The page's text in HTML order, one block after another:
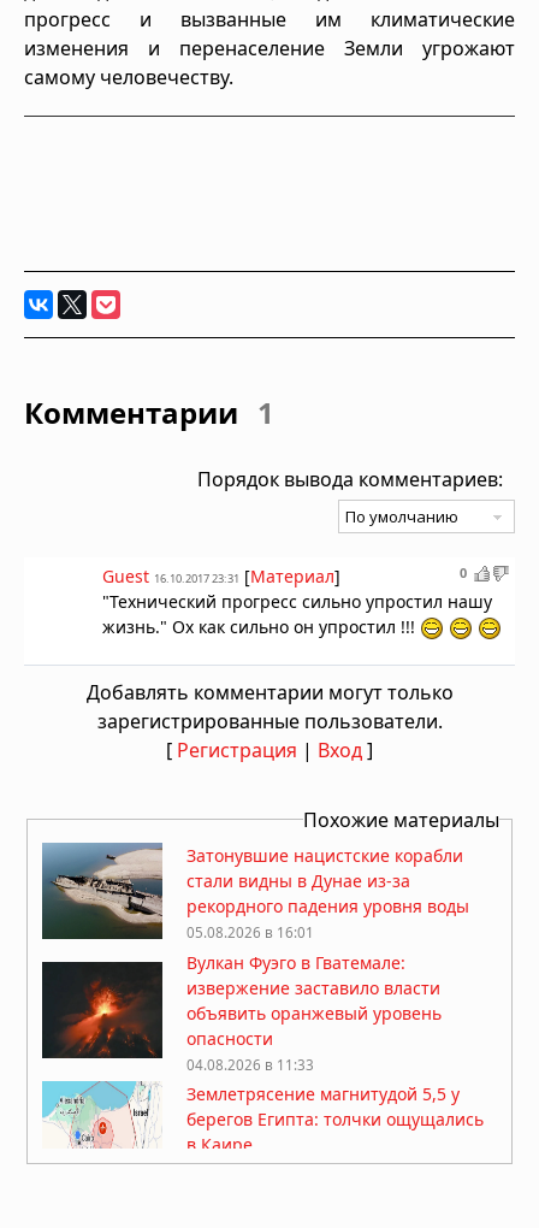
прогресс и вызванные им климатические
изменения и перенаселение Земли угрожают
самому человечеству.
Комментарии 1
Порядок вывода комментариев:
0
Guest 16.10.2017 23:31 [Материал]
"Технический прогресс сильно упростил нашу
жизнь." Ох как сильно он упростил !!!
Добавлять комментарии могут только
зарегистрированные пользователи.
[ Регистрация | Вход]
Похожие материалы
Затонувшие нацистские корабли
стали видны в Дунае из-за
рекордного падения уровня воды
05.08.2026 в 16:01
Вулкан Фуэго в Гватемале:
извержение заставило власти
объявить оранжевый уровень
опасности
04.08.2026 в 11:33
Землетрясение магнитудой 5,5 у
берегов Египта: толчки ощущались
в Каире